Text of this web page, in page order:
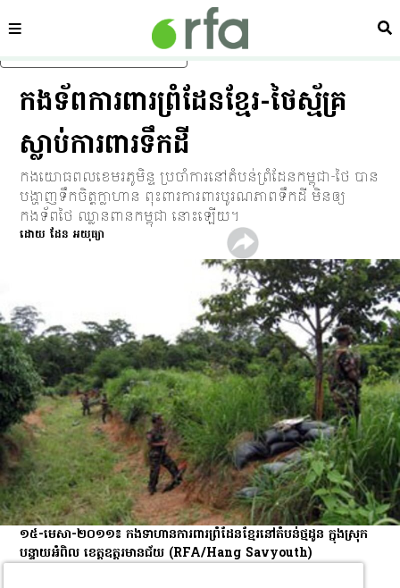
រំលងទៅមាតិកាចម្បង
ផ្នែក ស្វ
កងទ័ព​ការពារ​ព្រំដែន​ខ្មែរ-ថៃ​ស្ម័គ្រ​
ស្លាប់​ការពារ​ទឹកដី
កង​យោធពល​ខេមរភូមិន្ទ ប្រចាំ​ការ​នៅ​តំបន់​ព្រំដែន​កម្ពុជា-ថៃ បាន​
បង្ហាញ​ទឹក​ចិត្ត​ក្លាហាន ពុះពារ​ការពារ​បូរណភាព​ទឹកដី មិន​ឲ្យ​
កងទ័ព​ថៃ ឈ្លាន​ពាន​កម្ពុជា នោះ​ឡើយ។
ដោយ ដែន អយុធ្យា
១៥-មេសា-២០១១៖ កង​ទាហាន​ការពារ​ព្រំដែន​ខ្មែរ​នៅ​តំបន់​ថ្មដូន ក្នុង​ស្រុក​
បន្ទាយអំពិល ខេត្ត​ឧត្តរមានជ័យ (RFA/Hang Savyouth)